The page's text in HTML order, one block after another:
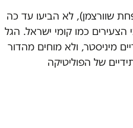
שוורצמן), לא הביעו עד כה
הצעירים כמו קומי ישראל. הגל
מיניסטר, ולא מוחים מהדור
של הפוליטיקה